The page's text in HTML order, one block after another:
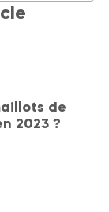
de
2023 ?